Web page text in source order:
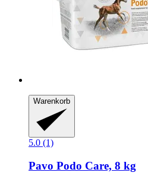
Warenkorb
5.0 (1)
Pavo Podo Care, 8 kg